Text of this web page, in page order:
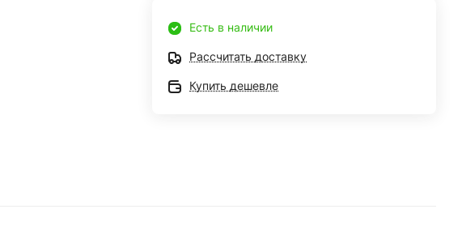
Есть в наличии
Рассчитать доставку
Купить дешевле